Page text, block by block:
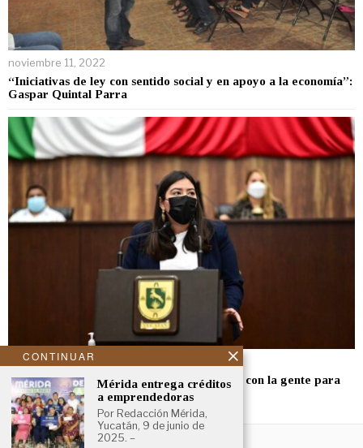
noviembre 11, 2022
“Iniciativas de ley con sentido social y en apoyo a la economía”:
Gaspar Quintal Parra
septiembre 1, 2022
Movimiento Ciudadano seguirá trabajando con la gente para
generar más y mejores leyes￼
NOSOTROS
CONTINUAR
Mérida entrega créditos
a emprendedoras
Por Redacción Mérida,
Yucatán, 9 de junio de
2025. –